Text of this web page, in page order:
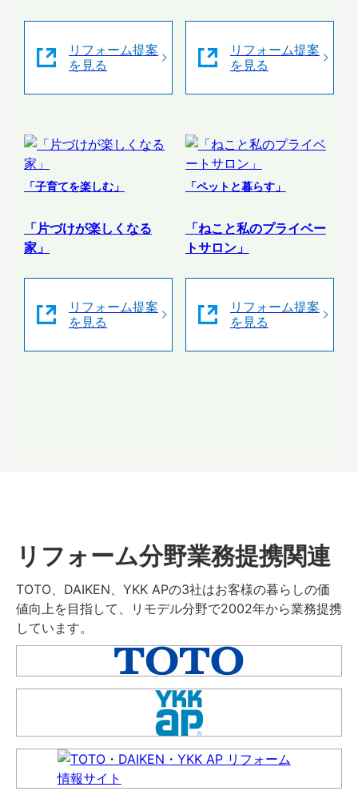
リフォーム提案
を見る
リフォーム提案
を見る
「子育てを楽しむ」
「片づけが楽しくなる
家」
リフォーム提案
を見る
「ペットと暮らす」
「ねこと私のプライベー
トサロン」
リフォーム提案
を見る
リフォーム分野業務提携関連
TOTO、DAIKEN、YKK APの3社はお客様の暮らしの価
値向上を目指して、リモデル分野で2002年から業務提携
しています。